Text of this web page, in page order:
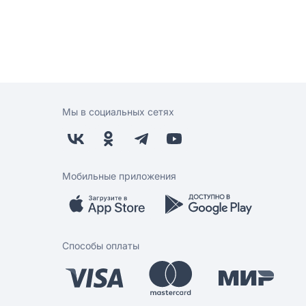
Мы в социальных сетях
Мобильные приложения
Способы оплаты